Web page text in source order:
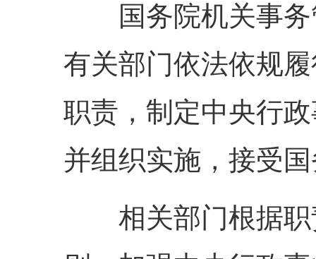
国务院机关事务
有关部门依法依规
职责，制定中央行
并组织实施，接受
相关部门根据职